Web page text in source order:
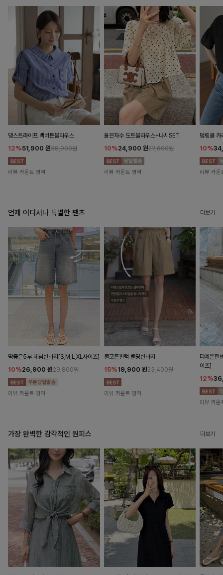
댕스트라이프 백버튼블라우스
12%51,900 원58,900원
리뷰 카운트 영역
율븐자수 도트블라우스+나시SET
10%24,900 원27,600원
리뷰 카운트 영역
덤링클 카
10%
리뷰 카운
언제 어디서나 특별한 팬츠 더보기
딱좋은5부 데님반바지[S,M,L,XL사이즈]
10%26,900 원29,800원
리뷰 카운트 영역
쿨코튼핀턱 밴딩반바지
15%19,900 원23,400원
리뷰 카운트 영역
더예쁜린
이즈]
12%
리뷰 카운
가장 완벽한 감각적인 원피스 더보기